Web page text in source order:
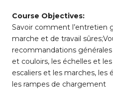
Course Objectives:
Savoir comment l’entretien
marche et de travail
recommandations
et couloirs, les échelles et
escaliers et les marches, les
les rampes de chargement